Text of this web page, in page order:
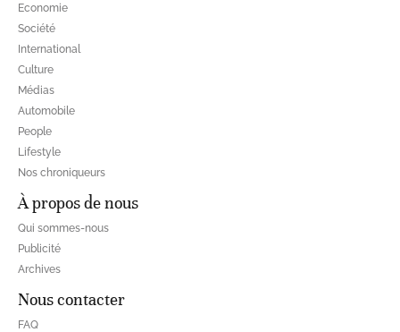
Economie
Société
International
Culture
Médias
Automobile
People
Lifestyle
Nos chroniqueurs
À propos de nous
Qui sommes-nous
Publicité
Archives
Nous contacter
FAQ